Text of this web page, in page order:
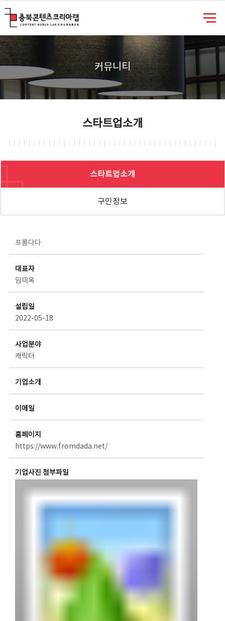
커뮤니티
스타트업소개
스타트업소개
구인정보
프롬다다
대표자
임미옥
설립일
2022-05-18
사업분야
캐릭터
기업소개
이메일
홈페이지
https://www.fromdada.net/
기업사진 첨부파일